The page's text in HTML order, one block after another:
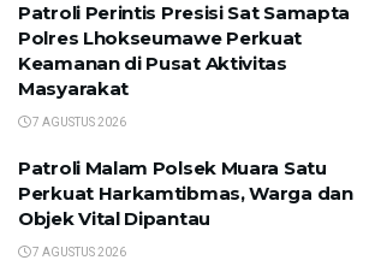
Patroli Perintis Presisi Sat Samapta
Polres Lhokseumawe Perkuat
Keamanan di Pusat Aktivitas
Masyarakat
7 AGUSTUS 2026
Patroli Malam Polsek Muara Satu
Perkuat Harkamtibmas, Warga dan
Objek Vital Dipantau
7 AGUSTUS 2026